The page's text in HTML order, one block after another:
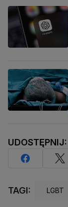
UDOSTĘPNIJ:
TAGI: LGBT